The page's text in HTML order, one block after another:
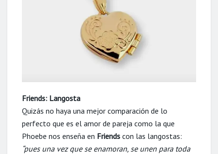
Friends: Langosta
Quizás no haya una mejor comparación de lo
perfecto que es el amor de pareja como la que
Phoebe nos enseña en Friends con las langostas:
“pues una vez que se enamoran, se unen para toda